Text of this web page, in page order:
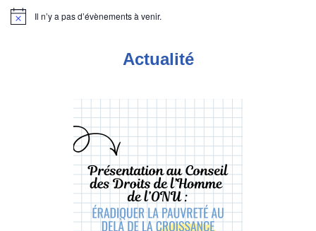
Notice Il n’y a pas d’évènements à venir.
Actualité